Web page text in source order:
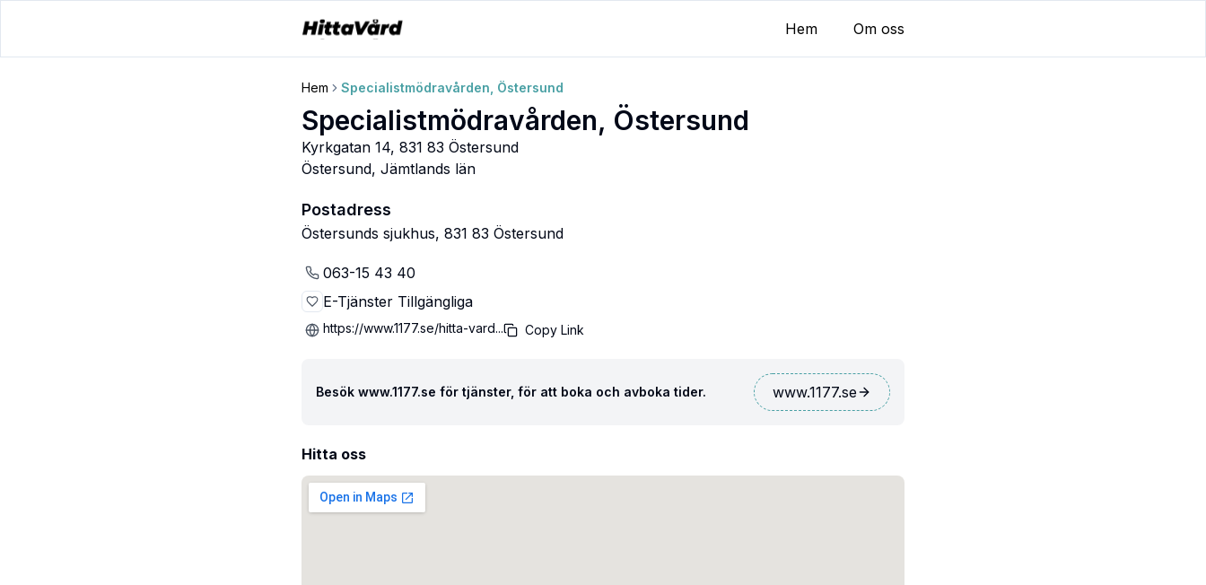
Hem Om oss
Hem Specialistmödravården, Östersund
Specialistmödravården, Östersund
Kyrkgatan 14, 831 83 Östersund
Östersund, Jämtlands län
Postadress
Östersunds sjukhus, 831 83 Östersund
063-15 43 40
E-Tjänster Tillgängliga
https://www.1177.se/hitta-vard... Copy Link
Besök www.1177.se för tjänster, för att boka och avboka tider. www.1177.se
Hitta oss